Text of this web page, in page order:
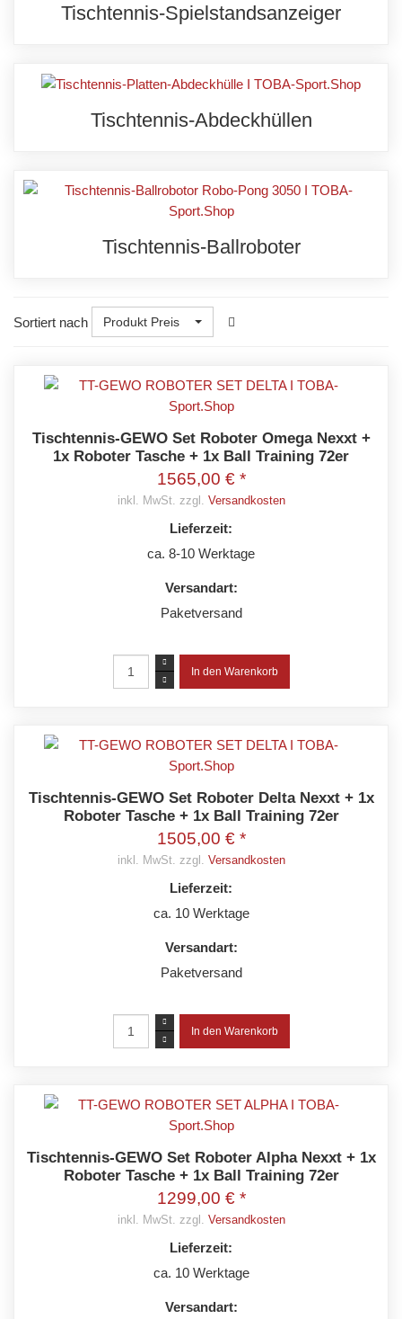
Tischtennis-Spielstandsanzeiger
Tischtennis-Abdeckhüllen
Tischtennis-Ballroboter
Sortiert nach Produkt Preis
Tischtennis-GEWO Set Roboter Omega Nexxt +
1x Roboter Tasche + 1x Ball Training 72er
1565,00 € *
inkl. MwSt. zzgl. Versandkosten
Lieferzeit:
ca. 8-10 Werktage
Versandart:
Paketversand
Tischtennis-GEWO Set Roboter Delta Nexxt + 1x
Roboter Tasche + 1x Ball Training 72er
1505,00 € *
inkl. MwSt. zzgl. Versandkosten
Lieferzeit:
ca. 10 Werktage
Versandart:
Paketversand
Tischtennis-GEWO Set Roboter Alpha Nexxt + 1x
Roboter Tasche + 1x Ball Training 72er
1299,00 € *
inkl. MwSt. zzgl. Versandkosten
Lieferzeit:
ca. 10 Werktage
Versandart: